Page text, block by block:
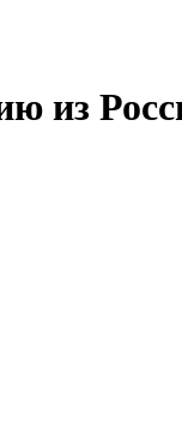
за приближающихся к
из